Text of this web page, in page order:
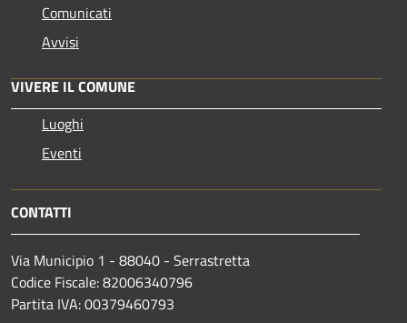
Comunicati
Avvisi
VIVERE IL COMUNE
Luoghi
Eventi
CONTATTI
Via Municipio 1 - 88040 - Serrastretta
Codice Fiscale: 82006340796
Partita IVA: 00379460793